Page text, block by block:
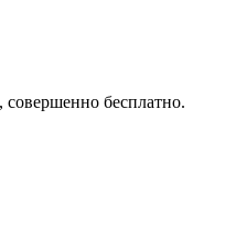
бесплатно.